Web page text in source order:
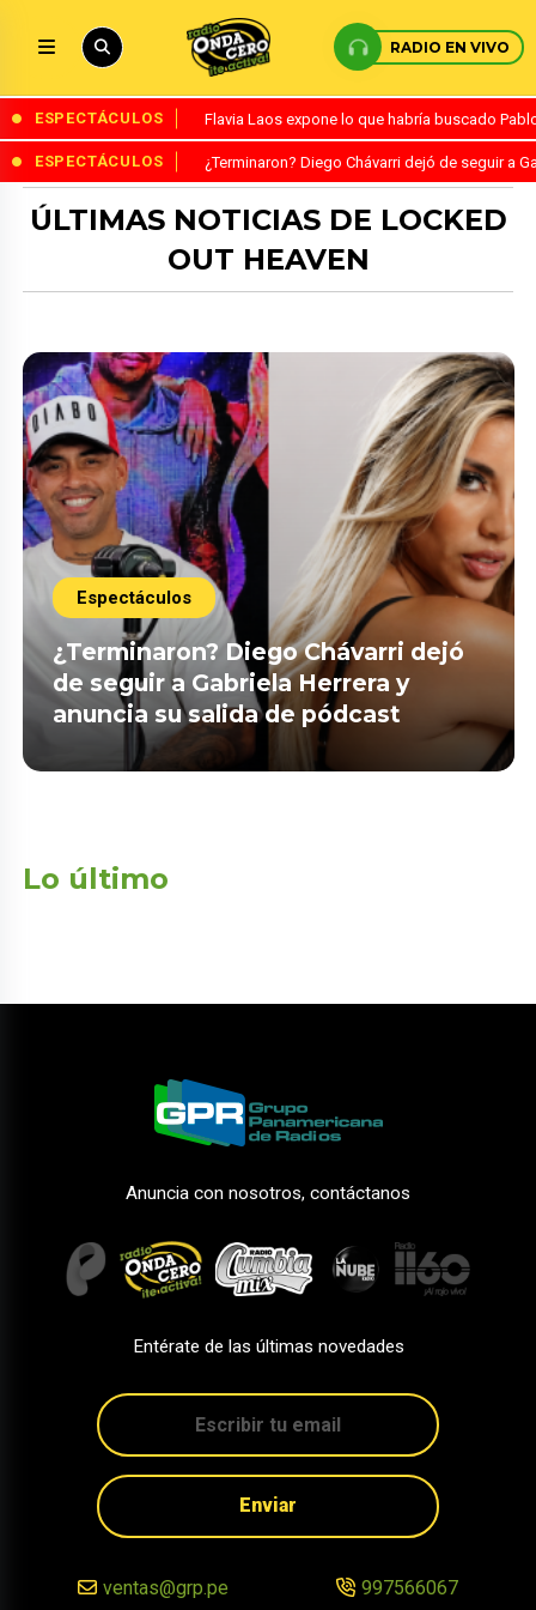
RADIO EN VIVO
ESPECTÁCULOS Flavia Laos expone lo que habría buscado
ESPECTÁCULOS ¿Terminaron? Diego Chávarri dejó de seguir a
ÚLTIMAS NOTICIAS DE LOCKED
OUT HEAVEN
Espectáculos
¿Terminaron? Diego Chávarri dejó
de seguir a Gabriela Herrera y
anuncia su salida de pódcast
Lo último
Anuncia con nosotros, contáctanos
Entérate de las últimas novedades
Enviar
ventas@grp.pe 997566067